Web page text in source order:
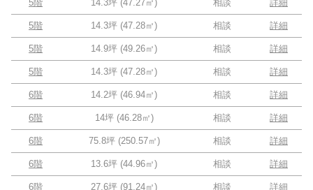
5階 14.3坪 (47.27㎡) 相談 詳細
5階 14.3坪 (47.28㎡) 相談 詳細
5階 14.9坪 (49.26㎡) 相談 詳細
5階 14.3坪 (47.28㎡) 相談 詳細
6階 14.2坪 (46.94㎡) 相談 詳細
6階 14坪 (46.28㎡) 相談 詳細
6階 75.8坪 (250.57㎡) 相談 詳細
6階 13.6坪 (44.96㎡) 相談 詳細
6階 27.6坪 (91.24㎡) 相談 詳細